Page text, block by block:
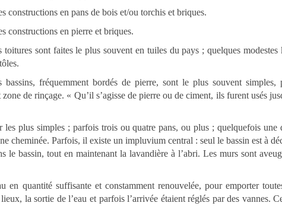
constructions en pans de bois et/ou torchis et briques.
constructions en pierre et briques.
toitures sont faites le plus souvent en tuiles du pays ; quelques modestes
bassins, fréquemment bordés de pierre, sont le plus souvent simples,
de rinçage. « Qu’il s’agisse de pierre ou de ciment, ils furent usés
plus simples ; parfois trois ou quatre pans, ou plus ; quelquefois une
cheminée. Parfois, il existe un impluvium central : seul le bassin est à
le bassin, tout en maintenant la lavandière à l’abri. Les murs sont
en quantité suffisante et constamment renouvelée, pour emporter
la sortie de l’eau et parfois l’arrivée étaient réglés par des vannes.